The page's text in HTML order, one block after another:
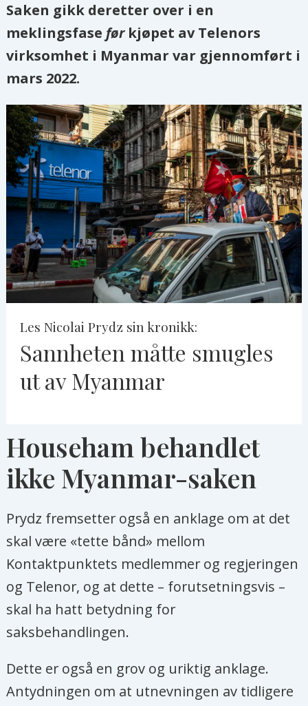
Saken gikk deretter over i en
meklingsfase førkjøpet av Telenors
virksomhet i Myanmar var gjennomført i
mars 2022.
Les Nicolai Prydz sin kronikk:
Sannheten måtte smugles
ut av Myanmar
Househam behandlet
ikke Myanmar-saken
Prydz fremsetter også en anklage om at det
skal være «tette bånd» mellom
Kontaktpunktets medlemmer og regjeringen
og Telenor, og at dette – forutsetningsvis –
skal ha hatt betydning for
saksbehandlingen.
Dette er også en grov og uriktig anklage.
Antydningen om at utnevningen av tidligere